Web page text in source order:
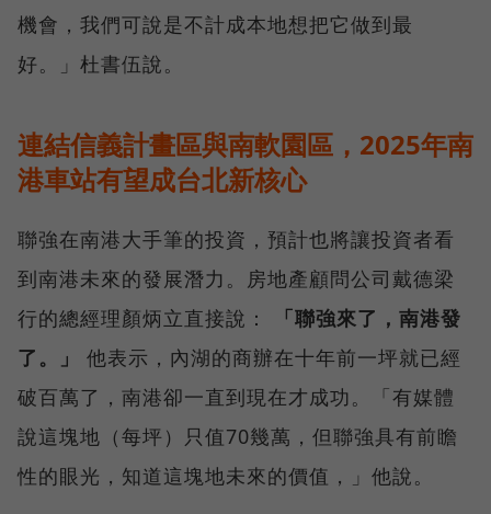
機會，我們可說是不計成本地想把它做到最
好。」杜書伍說。
連結信義計畫區與南軟園區，2025年南
港車站有望成台北新核心
聯強在南港大手筆的投資，預計也將讓投資者看
到南港未來的發展潛力。房地產顧問公司戴德梁
行的總經理顏炳立直接說：
「聯強來了，南港發
了。」
他表示，內湖的商辦在十年前一坪就已經
破百萬了，南港卻一直到現在才成功。「有媒體
說這塊地（每坪）只值70幾萬，但聯強具有前瞻
性的眼光，知道這塊地未來的價值，」他說。